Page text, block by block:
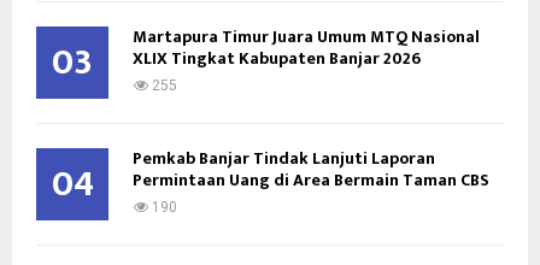
03 Martapura Timur Juara Umum MTQ Nasional
XLIX Tingkat Kabupaten Banjar 2026
255
04 Pemkab Banjar Tindak Lanjuti Laporan
Permintaan Uang di Area Bermain Taman CBS
190